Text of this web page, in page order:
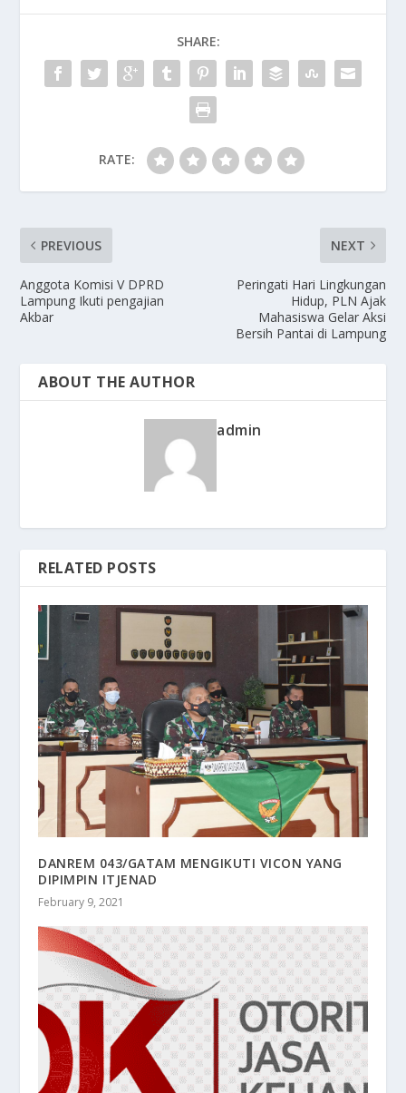
SHARE:
RATE:
PREVIOUS
Anggota Komisi V DPRD
Lampung Ikuti pengajian
Akbar
NEXT
Peringati Hari Lingkungan
Hidup, PLN Ajak
Mahasiswa Gelar Aksi
Bersih Pantai di Lampung
ABOUT THE AUTHOR
admin
RELATED POSTS
DANREM 043/GATAM MENGIKUTI VICON YANG
DIPIMPIN ITJENAD
February 9, 2021